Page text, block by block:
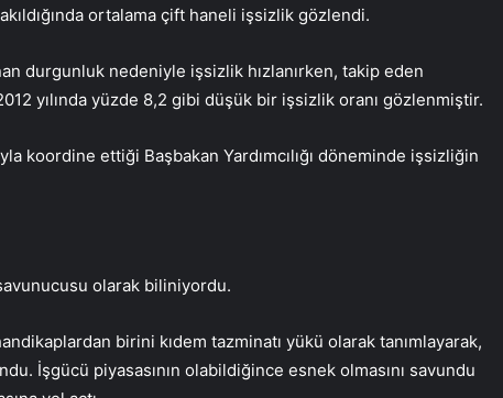
ortalama çift haneli işsizlik gözlendi.
durgunluk nedeniyle işsizlik hızlanırken, takip eden
yılında yüzde 8,2 gibi düşük bir işsizlik oranı gözlenmiştir.
koordine ettiği Başbakan Yardımcılığı döneminde işsizliğin
olarak biliniyordu.
birini kıdem tazminatı yükü olarak tanımlayarak,
İşgücü piyasasının olabildiğince esnek olmasını savundu